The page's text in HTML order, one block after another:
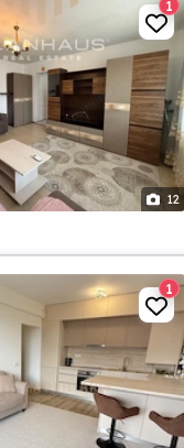
12
1
1